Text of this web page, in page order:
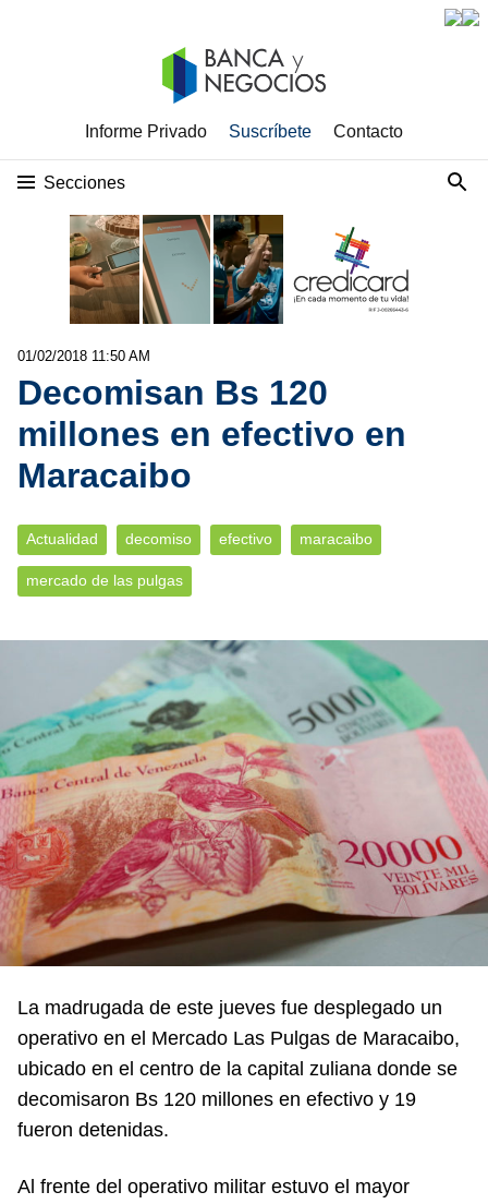
Informe Privado Suscríbete Contacto
Secciones
01/02/2018 11:50 AM
Decomisan Bs 120
millones en efectivo en
Maracaibo
Actualidad decomiso efectivo maracaibo
mercado de las pulgas
La madrugada de este jueves fue desplegado un
operativo en el Mercado Las Pulgas de Maracaibo,
ubicado en el centro de la capital zuliana donde se
decomisaron Bs 120 millones en efectivo y 19
fueron detenidas.
Al frente del operativo militar estuvo el mayor